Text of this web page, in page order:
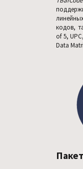
кодов,
of 5,
Data